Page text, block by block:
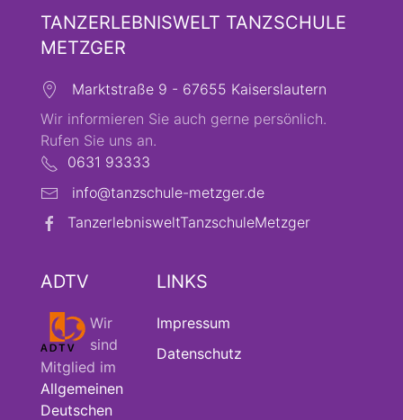
TANZERLEBNISWELT TANZSCHULE
METZGER
Marktstraße 9 - 67655 Kaiserslautern
Wir informieren Sie auch gerne persönlich.
Rufen Sie uns an.
0631 93333
info@tanzschule-metzger.de
TanzerlebnisweltTanzschuleMetzger
ADTV
Wir
sind
Mitglied im
Allgemeinen
Deutschen
LINKS
Impressum
Datenschutz